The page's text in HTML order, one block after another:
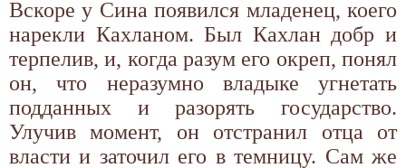
Вскоре у Сина появился младенец, коего
нарекли Кахланом. Был Кахлан добр и
терпелив, и, когда разум его окреп, понял
он, что неразумно владыке угнетать
подданных и разорять государство.
Улучив момент, он отстранил отца от
власти и заточил его в темницу. Сам же